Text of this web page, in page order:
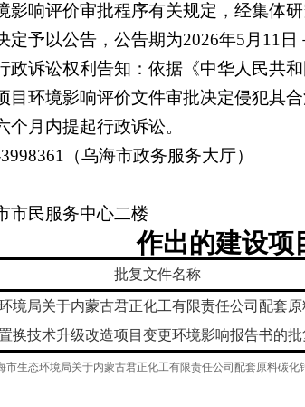
影响评价审批程序有关规定，经集体
定予以公告，公告期为2026年5 月 11 日
诉讼权利告知：依据《中华人民共和
目环境影响评价文件审批决定侵犯其
个月内提起行政诉讼。
61 （乌海市政务服务大厅）
市民服务中心二楼
作出的建设项
批复文件名称
境局关于内蒙古君正化工有限责任公司配套
换技术升级改造项目变更环境影响报告书的批
市生态环境局关于内蒙古君正化工有限责任公司配套原料碳